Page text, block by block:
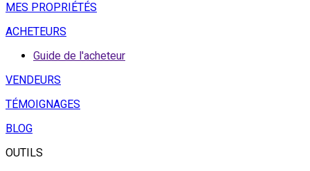
MES PROPRIÉTÉS
ACHETEURS
Guide de l'acheteur
VENDEURS
TÉMOIGNAGES
BLOG
OUTILS